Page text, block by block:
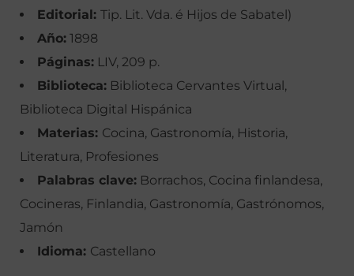
Editorial: Tip. Lit. Vda. é Hijos de Sabatel)
Año: 1898
Páginas: LIV, 209 p.
Biblioteca: Biblioteca Cervantes Virtual,
Biblioteca Digital Hispánica
Materias: Cocina, Gastronomía, Historia,
Literatura, Profesiones
Palabras clave: Borrachos, Cocina finlandesa,
Cocineras, Finlandia, Gastronomía, Gastrónomos,
Jamón
Idioma: Castellano